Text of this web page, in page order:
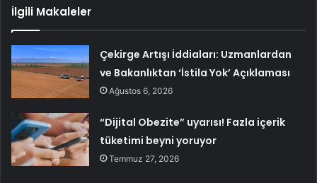
İlgili Makaleler
Çekirge Artışı İddiaları: Uzmanlardan
ve Bakanlıktan ‘İstila Yok’ Açıklaması
Ağustos 6, 2026
“Dijital Obezite” uyarısı! Fazla içerik
tüketimi beyni yoruyor
Temmuz 27, 2026